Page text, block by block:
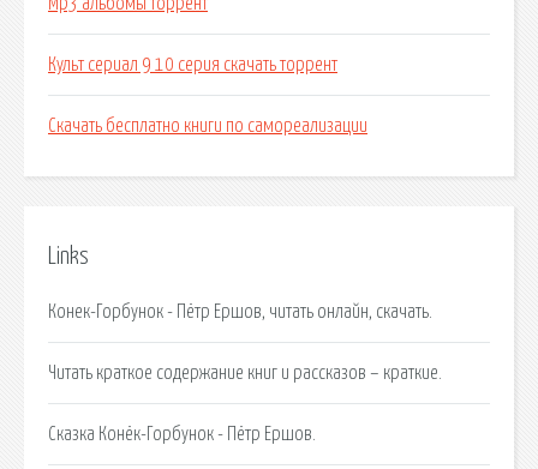
Mp3 альбомы торрент
Культ сериал 9 10 серия скачать торрент
Скачать бесплатно книги по самореализации
Links
Конек-Горбунок - Пётр Ершов, читать онлайн, скачать.
Читать краткое содержание книг и рассказов – краткие.
Сказка Конёк-Горбунок - Пётр Ершов.